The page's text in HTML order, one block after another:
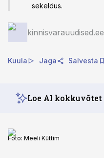
sekeldus.
kinnisvarauudised.ee
Kuula Jaga Salvesta
Loe AI kokkuvõtet
Foto: Meeli Küttim